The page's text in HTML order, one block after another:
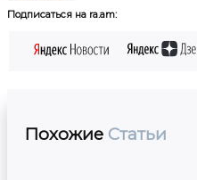
Подписаться на ra.am:
Похожие Статьи